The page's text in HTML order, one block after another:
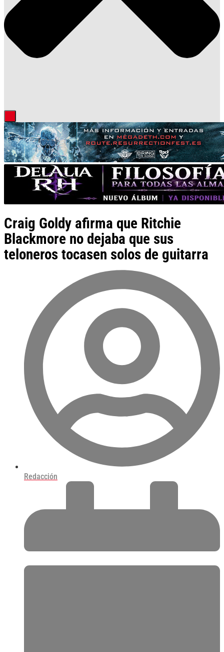
Craig Goldy afirma que Ritchie
Blackmore no dejaba que sus
teloneros tocasen solos de guitarra
Redacción